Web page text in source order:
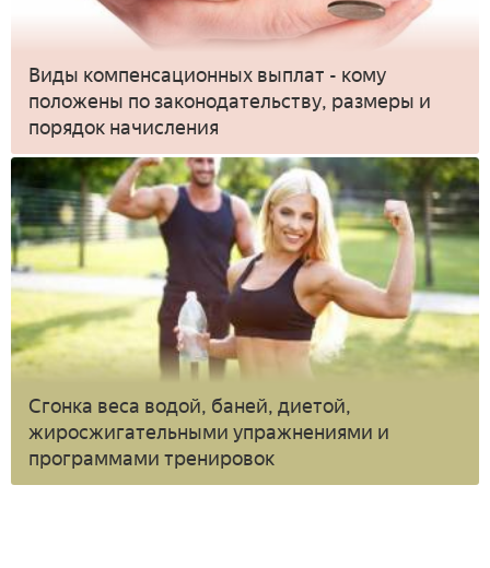
Виды компенсационных выплат - кому
положены по законодательству, размеры и
порядок начисления
Сгонка веса водой, баней, диетой,
жиросжигательными упражнениями и
программами тренировок